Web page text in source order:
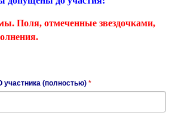
Поля, отмеченные звездочками,
(полностью) *